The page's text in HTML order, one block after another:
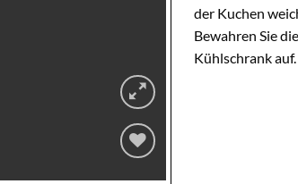
der Kuchen
Bewahren Sie
Kühlschrank auf.